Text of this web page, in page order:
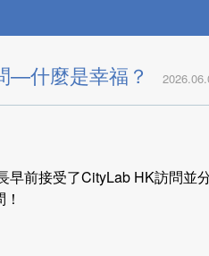
—什麼是幸福？
早前接受了CityLab HK訪問並